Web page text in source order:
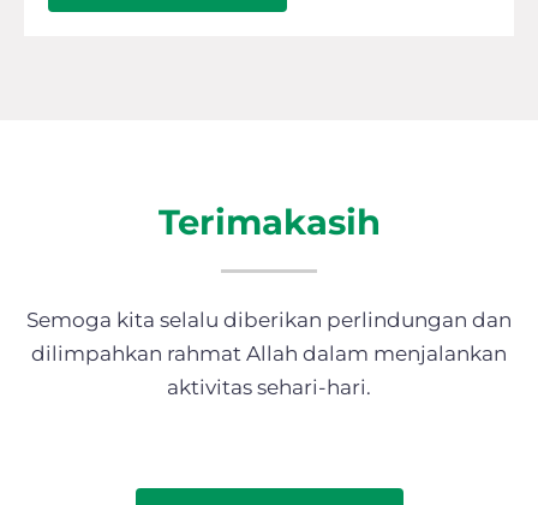
Terimakasih
Semoga kita selalu diberikan perlindungan dan
dilimpahkan rahmat Allah dalam menjalankan
aktivitas sehari-hari.